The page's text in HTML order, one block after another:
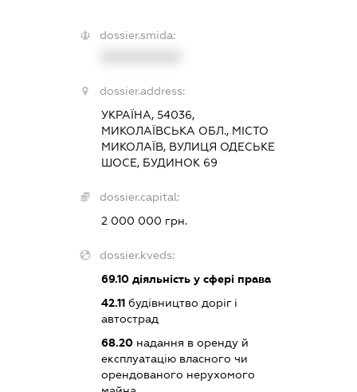
dossier.smida:
dossier.address:
УКРАЇНА, 54036,
МИКОЛАЇВСЬКА ОБЛ., МІСТО
МИКОЛАЇВ, ВУЛИЦЯ ОДЕСЬКЕ
ШОСЕ, БУДИНОК 69
dossier.capital:
2 000 000 грн.
dossier.kveds:
69.10діяльність у сфері права
42.11будівництво доріг і
автострад
68.20надання в оренду й
експлуатацію власного чи
орендованого нерухомого